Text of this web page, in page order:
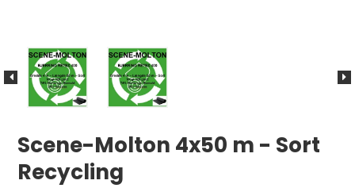
Scene-Molton 4x50 m - Sort
Recycling